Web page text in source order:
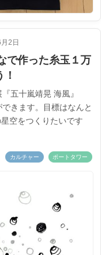
2日
で作った糸玉１万
五十嵐靖晃 海風』
きます。目標はなんと
空をつくりたいです
カルチャー ポートタワー